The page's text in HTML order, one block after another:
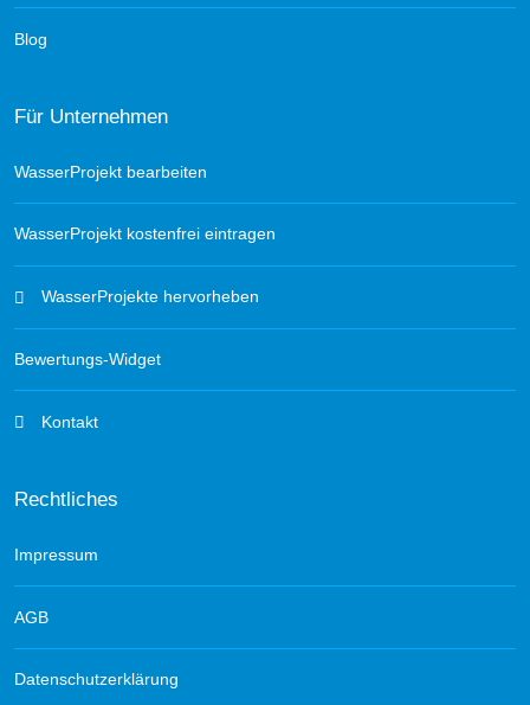
Blog
Für Unternehmen
WasserProjekt bearbeiten
WasserProjekt kostenfrei eintragen
WasserProjekte hervorheben
Bewertungs-Widget
Kontakt
Rechtliches
Impressum
AGB
Datenschutzerklärung